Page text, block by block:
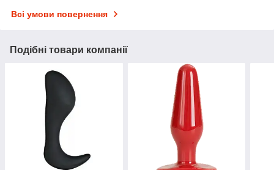
Всі умови повернення
Подібні товари компанії